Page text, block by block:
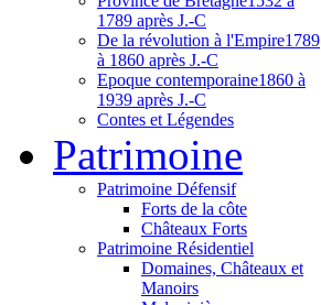
1789 après J.-C
De la révolution à l'Empire1789
à 1860 après J.-C
Epoque contemporaine1860 à
1939 après J.-C
Contes et Légendes
Patrimoine
Patrimoine Défensif
Forts de la côte
Châteaux Forts
Patrimoine Résidentiel
Domaines, Châteaux et
Manoirs